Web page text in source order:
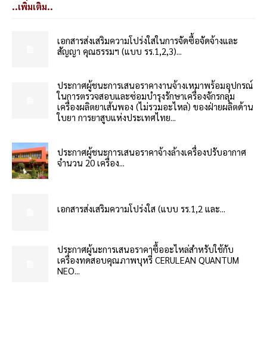
..เพิ่มเติม..
เอกสารส่งเสริมความโปร่งใสในการจัดซื้อจัดจ้างและ
สัญญา คุณธรรมฯ (แบบ รร.1,2,3)...
ประกาศผู้ชนะการเสนอราคางานจ้างเหมาพร้อมอุปกรณ์
ในการตรวจสอบและซ่อมบำรุงรักษาเครื่องจักรกลุ่ม
เครื่องผลิตยาเส้นพอง (ไม่รวมอะไหล่) ของฝ่ายผลิตด้าน
ใบยา การยาสูบแห่งประเทศไทย...
ประกาศผู้ชนะการเสนอราคาจ้างล้างเครื่องปรับอากาศ
จำนวน 20 เครื่อง...
เอกสารส่งเสริมความโปร่งใส (แบบ รร.1,2 และ...
ประกาศผู้นะการเสนอราคาซื้ออะไหล่สำหรับใช้กับ
เครื่องทดสอบคุณภาพบุหรี่ CERULEAN QUANTUM
NEO...